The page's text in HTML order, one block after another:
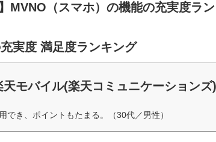
】MVNO（スマホ）の機能の充実度ラ
実度 満足度ランキング
天モバイル(楽天コミュニケーションズ)
でき、ポイントもたまる。（30代／男性）